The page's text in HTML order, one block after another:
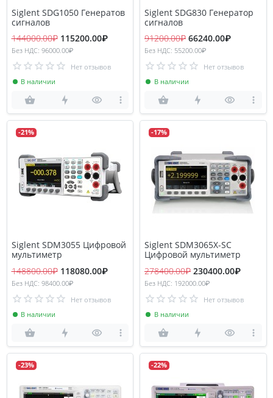
Siglent SDG1050 Генератов
сигналов
144000.00₽ 115200.00₽
Без НДС: 96000.00₽
Нет отзывов
В наличии
Siglent SDG830 Генератор
сигналов
91200.00₽ 66240.00₽
Без НДС: 55200.00₽
Нет отзывов
В наличии
-21%
Siglent SDM3055 Цифровой
мультиметр
148800.00₽ 118080.00₽
Без НДС: 98400.00₽
Нет отзывов
В наличии
-17%
Siglent SDM3065X-SC
Цифровой мультиметр
278400.00₽ 230400.00₽
Без НДС: 192000.00₽
Нет отзывов
В наличии
-23% -22%